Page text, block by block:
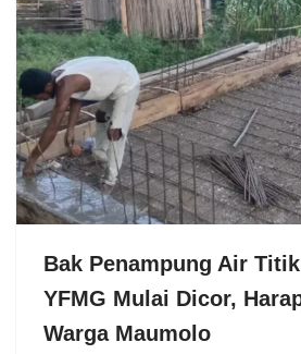
Bak Penampung Air
YFMG Mulai Dicor,
Warga Maumolo